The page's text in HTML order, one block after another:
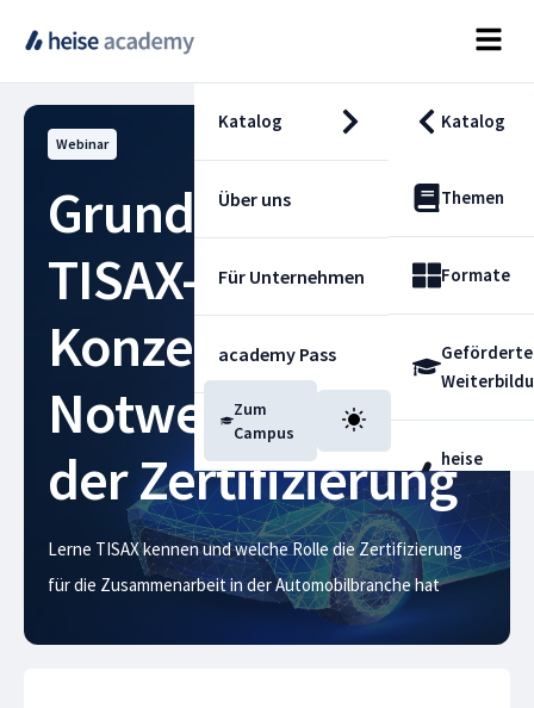
Katalog Katalog
Themen
Formate
Geförderte
heise
Über uns
Für Unternehmen
academy Pass
Blog
Zum
Campus
Webinar
Grundlagen zum
TISAX-Siegel –
Konzepte und
Notwendigkeiten
der Zertifizierung
Lerne TISAX kennen und welche Rolle die Zertifizierung
für die Zusammenarbeit in der Automobilbranche hat